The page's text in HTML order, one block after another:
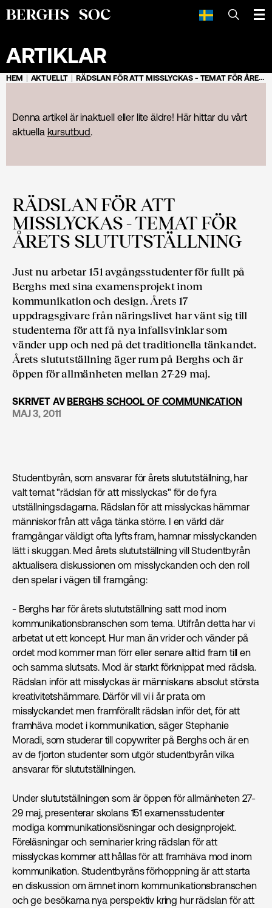
SÖK
ARTIKLAR
HEM AKTUELLT RÄDSLAN FÖR ATT MISSLYCKAS - TEMAT FÖR ÅRETS SLUTUTSTÄLLNING
Denna artikel är inaktuell eller lite äldre! Här hittar du vårt
aktuella kursutbud.
RÄDSLAN FÖR ATT
MISSLYCKAS - TEMAT FÖR
ÅRETS SLUTUTSTÄLLNING
Just nu arbetar 151 avgångsstudenter för fullt på
Berghs med sina examensprojekt inom
kommunikation och design. Årets 17
uppdragsgivare från näringslivet har vänt sig till
studenterna för att få nya infallsvinklar som
vänder upp och ned på det traditionella tänkandet.
Årets slututställning äger rum på Berghs och är
öppen för allmänheten mellan 27-29 maj.
SKRIVET AVBERGHS SCHOOL OF COMMUNICATION
MAJ 3, 2011
Studentbyrån, som ansvarar för årets slututställning, har
valt temat "rädslan för att misslyckas" för de fyra
utställningsdagarna. Rädslan för att misslyckas hämmar
människor från att våga tänka större. I en värld där
framgångar väldigt ofta lyfts fram, hamnar misslyckanden
lätt i skuggan. Med årets slututställning vill Studentbyrån
aktualisera diskussionen om misslyckanden och den roll
den spelar i vägen till framgång:
- Berghs har för årets slututställning satt mod inom
kommunikations­branschen som tema. Utifrån detta har vi
arbetat ut ett koncept. Hur man än vrider och vänder på
ordet mod kommer man förr eller senare alltid fram till en
och samma slutsats. Mod är starkt förknippat med rädsla.
Rädslan inför att misslyckas är människans absolut största
kreativitetshämmare. Därför vill vi i år prata om
misslyckandet men framförallt rädslan inför det, för att
framhäva modet i kommunikation, säger Stephanie
Moradi, som studerar till copywriter på Berghs och är en
av de fjorton studenter som utgör studentbyrån vilka
ansvarar för slututställningen.
Under slututställningen som är öppen för allmänheten 27-
29 maj, presenterar skolans 151 examensstudenter
modiga kommunikationslösningar och designprojekt.
Föreläsningar och seminarier kring rädslan för att
misslyckas kommer att hållas för att framhäva mod inom
kommunikation. Studentbyråns förhoppning är att starta
en diskussion om ämnet inom kommunikations­branschen
och ge besökarna nya perspektiv kring hur rädslan för att